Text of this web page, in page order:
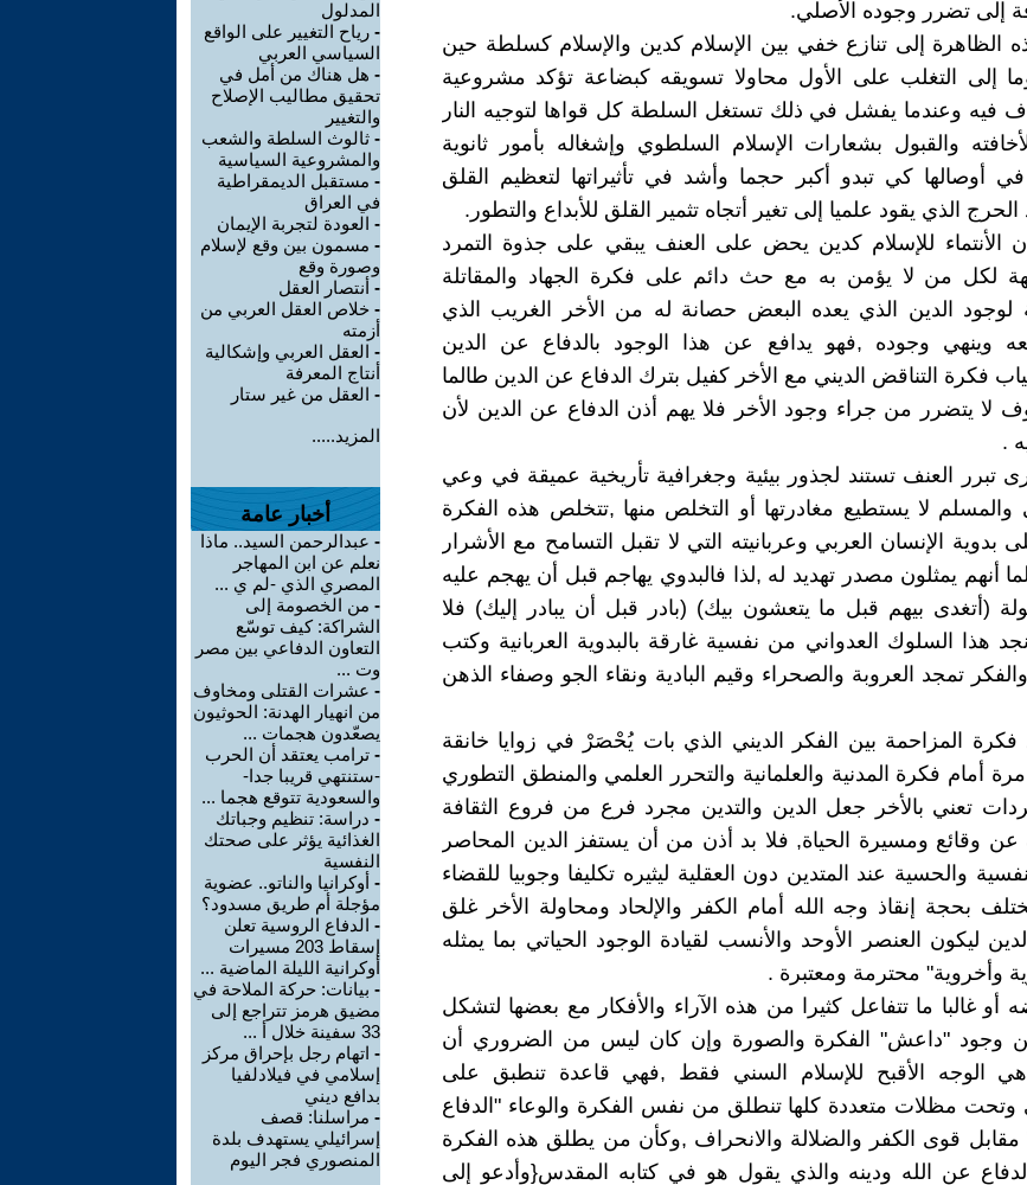
إلى تضرر وجوده الأصلي.
الظاهرة إلى تنازع خفي بين الإسلام كدين والإسلام كسلطة حين
إلى التغلب على الأول محاولا تسويقه كبضاعة تؤكد مشروعية
فيه وعندما يفشل في ذلك تستغل السلطة كل قواها لتوجيه النار
والقبول بشعارات الإسلام السلطوي وإشغاله بأمور ثانوية
أوصالها كي تبدو أكبر حجما وأشد في تأثيراتها لتعظيم القلق
الحرج الذي يقود علميا إلى تغير أتجاه تثمير القلق للأبداع والتطور.
الأنتماء للإسلام كدين يحض على العنف يبقي على جذوة التمرد
لكل من لا يؤمن به مع حث دائم على فكرة الجهاد والمقاتلة
لوجود الدين الذي يعده البعض حصانة له من الأخر الغريب الذي
وينهي وجوده ,فهو يدافع عن هذا الوجود بالدفاع عن الدين
فكرة التناقض الديني مع الأخر كفيل بترك الدفاع عن الدين طالما
لا يتضرر من جراء وجود الأخر فلا يهم أذن الدفاع عن الدين لأن
.
تبرر العنف تستند لجذور بيئية وجغرافية تأريخية عميقة في وعي
والمسلم لا يستطيع مغادرتها أو التخلص منها ,تتخلص هذه الفكرة
بدوية الإنسان العربي وعربانيته التي لا تقبل التسامح مع الأشرار
أنهم يمثلون مصدر تهديد له ,لذا فالبدوي يهاجم قبل أن يهجم عليه
(أتغدى بيهم قبل ما يتعشون بيك) (بادر قبل أن يبادر إليك) فلا
هذا السلوك العدواني من نفسية غارقة بالبدوية العربانية وكتب
والفكر تمجد العروبة والصحراء وقيم البادية ونقاء الجو وصفاء الذهن
فكرة المزاحمة بين الفكر الديني الذي بات يُحْصَرْ في زوايا خانقة
أمام فكرة المدنية والعلمانية والتحرر العلمي والمنطق التطوري
تعني بالأخر جعل الدين والتدين مجرد فرع من فروع الثقافة
عن وقائع ومسيرة الحياة, فلا بد أذن من أن يستفز الدين المحاصر
والحسية عند المتدين دون العقلية ليثيره تكليفا وجوبيا للقضاء
بحجة إنقاذ وجه الله أمام الكفر والإلحاد ومحاولة الأخر غلق
ليكون العنصر الأوحد والأنسب لقيادة الوجود الحياتي بما يمثله
وأخروية" محترمة ومعتبرة .
أو غالبا ما تتفاعل كثيرا من هذه الآراء والأفكار مع بعضها لتشكل
وجود "داعش" الفكرة والصورة وإن كان ليس من الضروري أن
الوجه الأقبح للإسلام السني فقط ,فهي قاعدة تنطبق على
مظلات متعددة كلها تنطلق من نفس الفكرة والوعاء "الدفاع
مقابل قوى الكفر والضلالة والانحراف ,وكأن من يطلق هذه الفكرة
عن الله ودينه والذي يقول هو في كتابه المقدس{وأدعو إلى
المدلول
- رياح التغيير على الواقع
السياسي العربي
- هل هناك من أمل في
تحقيق مطاليب الإصلاح
والتغيير
- ثالوث السلطة والشعب
والمشروعية السياسية
- مستقبل الديمقراطية
في العراق
- العودة لتجربة الإيمان
- مسمون بين وقع لإسلام
وصورة وقع
- أنتصار العقل
- خلاص العقل العربي من
أزمته
- العقل العربي وإشكالية
أنتاج المعرفة
- العقل من غير ستار
المزيد.....
أخبار عامة
- عبدالرحمن السيد.. ماذا
نعلم عن ابن المهاجر
المصري الذي -لم ي ...
- من الخصومة إلى
الشراكة: كيف توسّع
التعاون الدفاعي بين مصر
وت ...
- عشرات القتلى ومخاوف
من انهيار الهدنة: الحوثيون
يصعّدون هجمات ...
- ترامب يعتقد أن الحرب
-ستنتهي قريبا جدا-
والسعودية تتوقع هجما ...
- دراسة: تنظيم وجباتك
الغذائية يؤثر على صحتك
النفسية
- أوكرانيا والناتو.. عضوية
مؤجلة أم طريق مسدود؟
- الدفاع الروسية تعلن
إسقاط 203 مسيرات
أوكرانية الليلة الماضية ...
- بيانات: حركة الملاحة في
مضيق هرمز تتراجع إلى
33 سفينة خلال أ ...
- اتهام رجل بإحراق مركز
إسلامي في فيلادلفيا
بدافع ديني
- مراسلنا: قصف
إسرائيلي يستهدف بلدة
المنصوري فجر اليوم